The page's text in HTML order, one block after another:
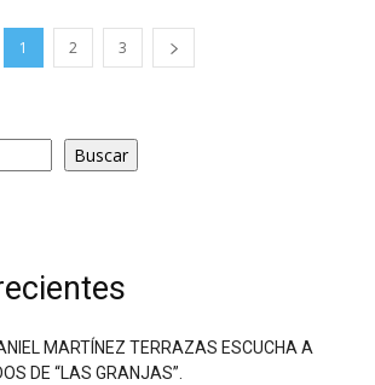
1 2 3
Buscar
MARTÍNEZ TERRAZAS ESCUCHA A
DE “LAS GRANJAS”.